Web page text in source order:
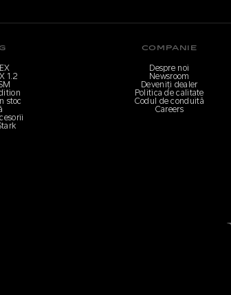
1.2
stoc
COMPANIE
Despre noi
Newsroom
Deveniți dealer
Politica de calitate
Codul de conduită
Careers